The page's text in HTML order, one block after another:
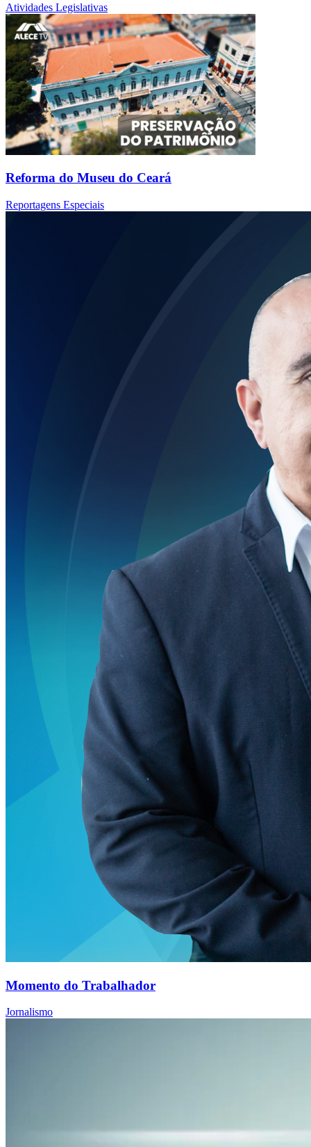
Atividades Legislativas
Reforma do Museu do Ceará
Reportagens Especiais
Momento do Trabalhador
Jornalismo